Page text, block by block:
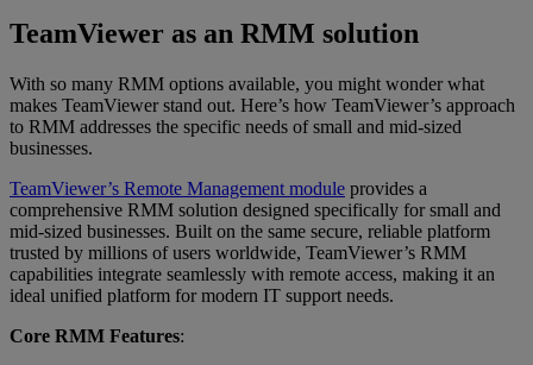
TeamViewer as an RMM solution
With so many RMM options available, you might wonder what
makes TeamViewer stand out. Here’s how TeamViewer’s approach
to RMM addresses the specific needs of small and mid-sized
businesses.
TeamViewer’s Remote Management module provides a
comprehensive RMM solution designed specifically for small and
mid-sized businesses. Built on the same secure, reliable platform
trusted by millions of users worldwide, TeamViewer’s RMM
capabilities integrate seamlessly with remote access, making it an
ideal unified platform for modern IT support needs.
Core RMM Features: